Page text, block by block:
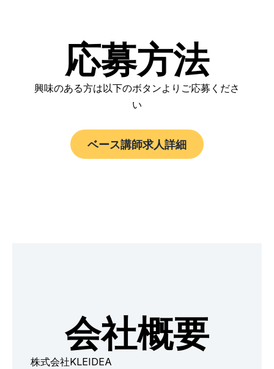
応募方法
興味のある方は以下のボタンよりご応募くださ
い
ベース講師求人詳細
会社概要
株式会社KLEIDEA